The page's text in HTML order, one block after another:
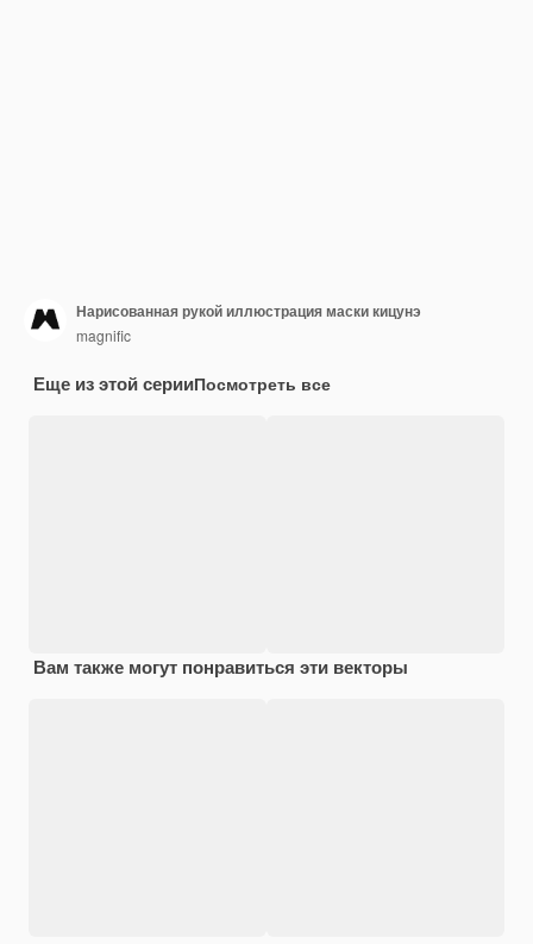
Нарисованная рукой иллюстрация маски кицунэ
magnific
Еще из этой серииПосмотреть все
Вам также могут понравиться эти векторы